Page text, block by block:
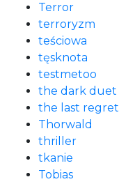
Terror
terroryzm
teściowa
tęsknota
testmetoo
the dark duet
the last regret
Thorwald
thriller
tkanie
Tobias